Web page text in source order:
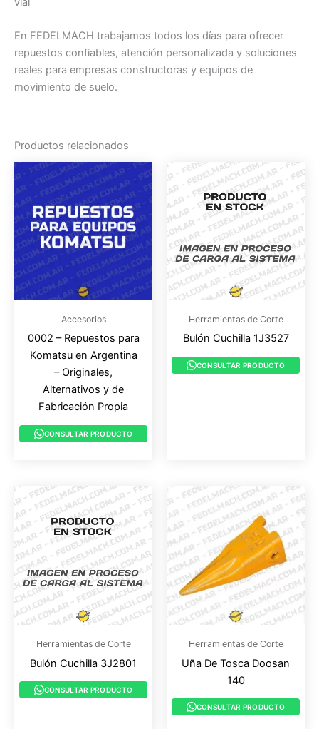
En FEDELMACH trabajamos todos los días para ofrecer
repuestos confiables, atención personalizada y soluciones
reales para empresas constructoras y equipos de
movimiento de suelo.
Productos relacionados
Accesorios
0002 – Repuestos para
Komatsu en Argentina
– Originales,
Alternativos y de
Fabricación Propia
CONSULTAR PRODUCTO
Herramientas de Corte
Bulón Cuchilla 1J3527
CONSULTAR PRODUCTO
Herramientas de Corte
Bulón Cuchilla 3J2801
CONSULTAR PRODUCTO
Herramientas de Corte
Uña De Tosca Doosan
140
CONSULTAR PRODUCTO